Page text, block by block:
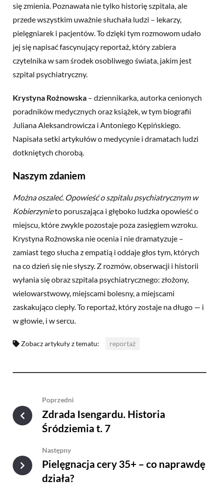
się zmienia. Poznawała nie tylko historię szpitala, ale
przede wszystkim uważnie słuchała ludzi – lekarzy,
pielęgniarek i pacjentów. To dzięki tym rozmowom udało
jej się napisać fascynujący reportaż, który zabiera
czytelnika w sam środek osobliwego świata, jakim jest
szpital psychiatryczny.
Krystyna Rożnowska – dziennikarka, autorka cenionych
poradników medycznych oraz książek, w tym biografii
Juliana Aleksandrowicza i Antoniego Kępińskiego.
Napisała setki artykułów o medycynie i dramatach ludzi
dotkniętych chorobą.
Naszym zdaniem
Można oszaleć. Opowieść o szpitalu psychiatrycznym w
Kobierzynieto poruszająca i głęboko ludzka opowieść o
miejscu, które zwykle pozostaje poza zasięgiem wzroku.
Krystyna Rożnowska nie ocenia i nie dramatyzuje –
zamiast tego słucha z empatią i oddaje głos tym, których
na co dzień się nie słyszy. Z rozmów, obserwacji i historii
wyłania się obraz szpitala psychiatrycznego: złożony,
wielowarstwowy, miejscami bolesny, a miejscami
zaskakująco ciepły. To reportaż, który zostaje na długo — i
w głowie, i w sercu.
Zobacz artykuły z tematu: reportaż
Poprzedni
Zdrada Isengardu. Historia
Śródziemia t. 7
Następny
Pielęgnacja cery 35+ – co naprawdę
działa?